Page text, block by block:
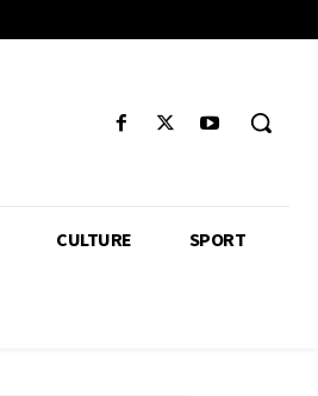
CULTURE SPORT